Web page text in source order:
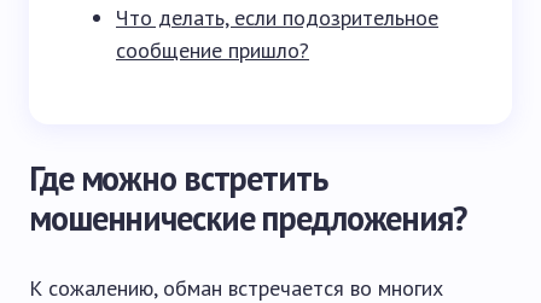
Что делать, если подозрительное
сообщение пришло?
Где можно встретить
мошеннические предложения?
К сожалению, обман встречается во многих